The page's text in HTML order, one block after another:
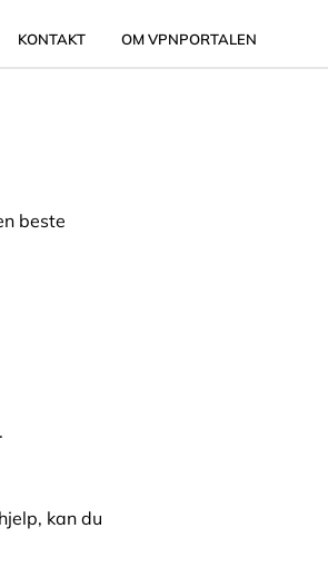
KONTAKT OM VPNPORTALEN
beste
kan du